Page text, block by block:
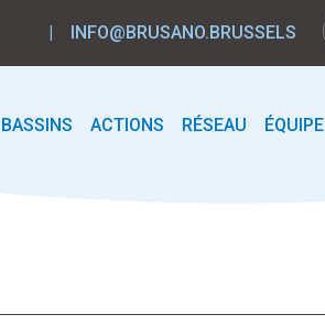
| INFO@BRUSANO.BRUSSELS
BASSINS ACTIONS RÉSEAU ÉQUIPE